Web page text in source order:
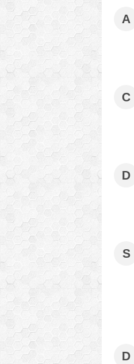
A
C
D
S
D